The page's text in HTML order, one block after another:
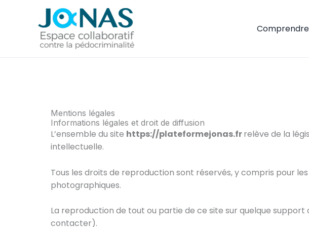
Comprendre
Mentions légales
Informations légales et droit de diffusion
L’ensemble du site https://plateformejonas.frrelève de la
intellectuelle.
Tous les droits de reproduction sont réservés, y compris pour
photographiques.
La reproduction de tout ou partie de ce site sur quelque
contacter).